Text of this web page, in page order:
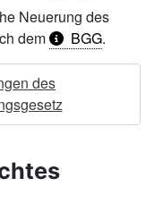
Neuerung des
dem
BGG.
des